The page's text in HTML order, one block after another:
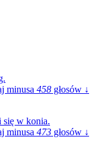
458 głosów ↓
się w konia.
473 głosów ↓